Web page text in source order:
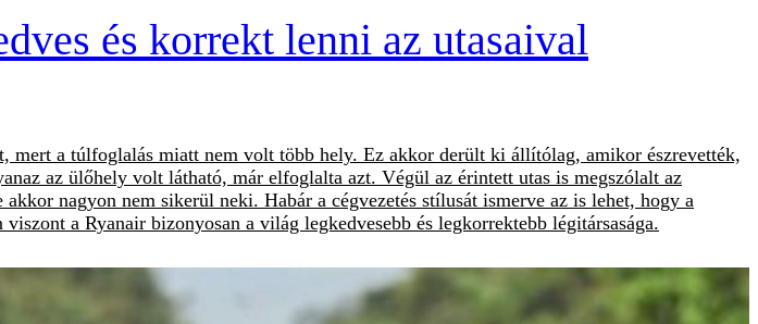
és korrekt lenni az utasaival
mert a túlfoglalás miatt nem volt több hely. Ez akkor derült ki állítólag, amikor észrevették,
az ülőhely volt látható, már elfoglalta azt. Végül az érintett utas is megszólalt az
nagyon nem sikerül neki. Habár a cégvezetés stílusát ismerve az is lehet, hogy a
a Ryanair bizonyosan a világ legkedvesebb és legkorrektebb légitársasága.